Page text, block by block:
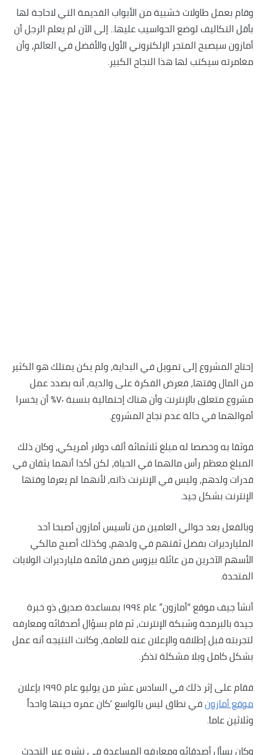
وقام بعمل طاولات خشبية من الأبواب القديمة التي لاحاجة لها
بأقل التكاليف لوضع الحواسيب عليها.. إلى الآن لم يعلم الرجل أن
أمازون سيصبح المتجر الإلكتروني الأول والأفضل في العالم، وأن
مغامرته سيكتب لها هذا النجاح الكبير.
إحتاج المشروع إلى تمويل في البداية، ولم يكن يمتلك هو الكثير
من المال وقتها، فعرض الفكرة على والديه، أنه بصدد عمل
مشروع متعلق بالإنترنت وأن هناك إحتمالية بنسبة ٧٠٪؜ أن يخسرا
أموالهما في حالة عدم نجاح المشروع.
فوثقا به وخصصا له مبلغ ثلاثمائة ألف دولار أمريكي، وكان ذلك
المبلغ معظم رأس مالهما في الحياة، لكن أكدا أنهما يثقان في
قدرات ولدهم، وليس في الإنترنت ذاته، لأنهما لم يعرفا وقتها
الإنترنت بشكل جيد.
وبالفعل بعد حوالي العامين من تأسيس أمازون أصبحا أحد
المليارديرات بفضل ثقتهم في ولدهم، وكذلك أصبح مالكي
الأسهم الآخرين من عائلة بيزوس ضمن قائمة مليارديرات الولايات
المتحدة.
أنشأ جيف موقع “أمازون” عام ١٩٩٤ بمساعدة صديق ذو خبرة
جيدة بالبرمجة وشبكة الإنترنت، ثم قام بسؤال أصدقائه ومعارفه
لتجربته قبل إطلاقه والإعلان عنه للعامة، وكانت النتيجه أنه عمل
بشكل كامل وبلا مشكلة تذكر.
فقام على إثر ذلك في السادس عشر من يوليو عام ١٩٩٥ بإعلان
موقع أمازونفي نطاق ليس بالواسع ‘كان عمره حينها واحداً
وثلاثين عاما’.
وكان يسأل أصدقائه ومعارفه المساعدة في نشره عبر التحدث